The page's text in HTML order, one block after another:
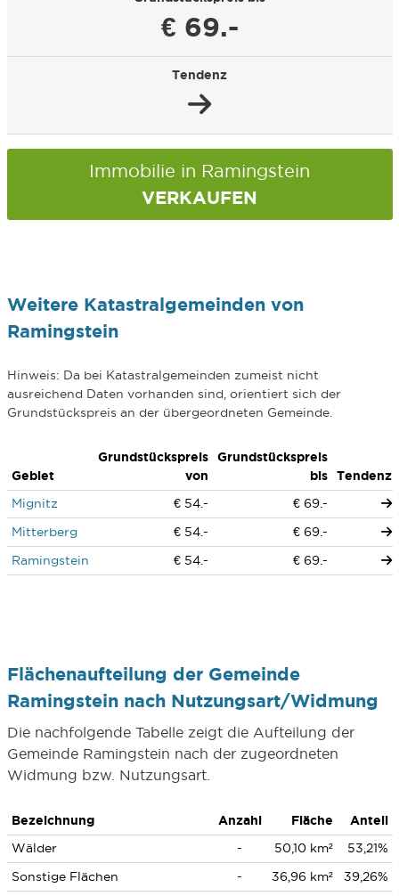
€ 69.-
Tendenz
Immobilie in Ramingstein
VERKAUFEN
Weitere Katastralgemeinden von
Ramingstein
Hinweis: Da bei Katastralgemeinden zumeist nicht
ausreichend Daten vorhanden sind, orientiert sich der
Grundstückspreis an der übergeordneten Gemeinde.
Gebiet
Grundstückspreis
von
Grundstückspreis
bis
Tendenz
Mignitz
€ 54.-
€ 69.-
Mitterberg
€ 54.-
€ 69.-
Ramingstein
€ 54.- € 69.-
Flächenaufteilung der Gemeinde
Ramingstein nach Nutzungsart/Widmung
Die nachfolgende Tabelle zeigt die Aufteilung der
Gemeinde Ramingstein nach der zugeordneten
Widmung bzw. Nutzungsart.
Bezeichnung Anzahl Fläche
Anteil
Wälder
- 50,10 km²
53,21%
Sonstige Flächen
- 36,96 km² 39,26%